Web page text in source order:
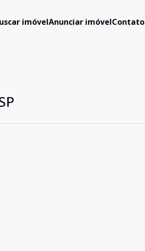
imóvelAnunciar imóvelContato